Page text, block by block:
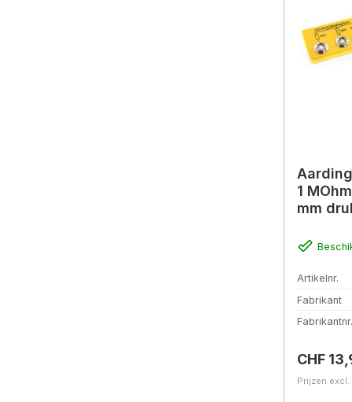
1
mm
Artikelnr.
Fabrikant
Fabrikantnr.
Normale
CHF
Prijzen